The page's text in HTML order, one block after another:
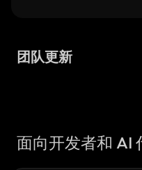
团队更新
面向开发者和 AI